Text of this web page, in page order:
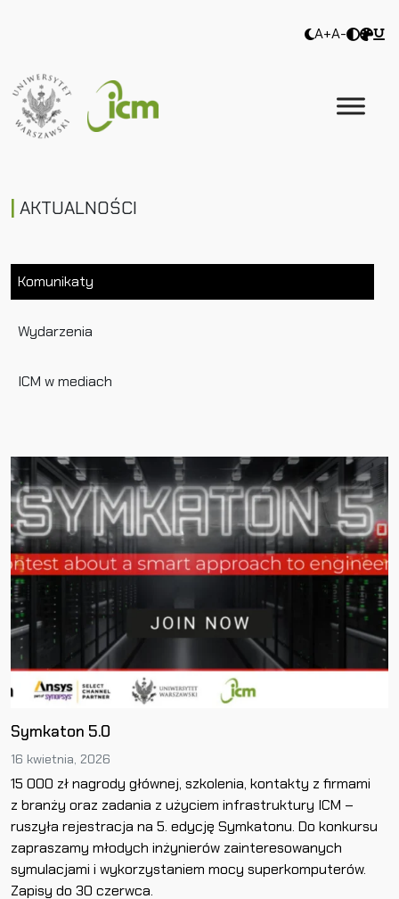
A+A-
AKTUALNOŚCI
Komunikaty
Wydarzenia
ICM w mediach
Symkaton 5.0
16 kwietnia, 2026
15 000 zł nagrody głównej, szkolenia, kontakty z firmami
z branży oraz zadania z użyciem infrastruktury ICM –
ruszyła rejestracja na 5. edycję Symkatonu. Do konkursu
zapraszamy młodych inżynierów zainteresowanych
symulacjami i wykorzystaniem mocy superkomputerów.
Zapisy do 30 czerwca.